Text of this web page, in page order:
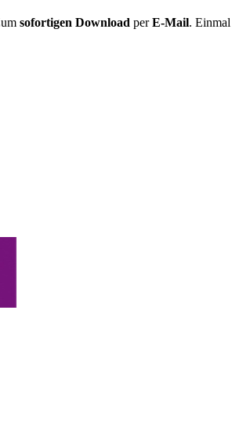
sofortigen Download perE-Mail.